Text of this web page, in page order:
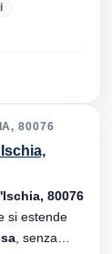
80076
80076
si estende
, senza